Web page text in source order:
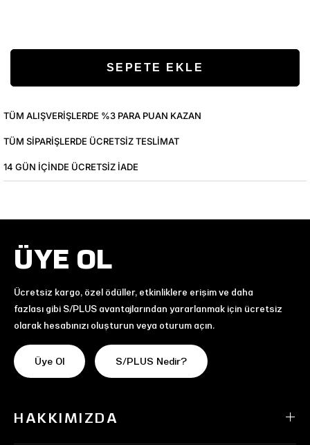
TÜM ALIŞVERIŞLERDE %3 PARA PUAN KAZAN
TÜM SIPARIŞLERDE ÜCRETSIZ TESLIMAT
14 GÜN IÇINDE ÜCRETSIZ IADE
ÜYE OL
Ücretsiz kargo, özel ödüller, etkinliklere erişim ve daha
fazlası gibi S/PLUS avantajlarından yararlanmak için ücretsiz
olarak hesabınızı oluşturun veya oturum açın.
Üye Ol S/PLUS Nedir?
HAKKIMIZDA